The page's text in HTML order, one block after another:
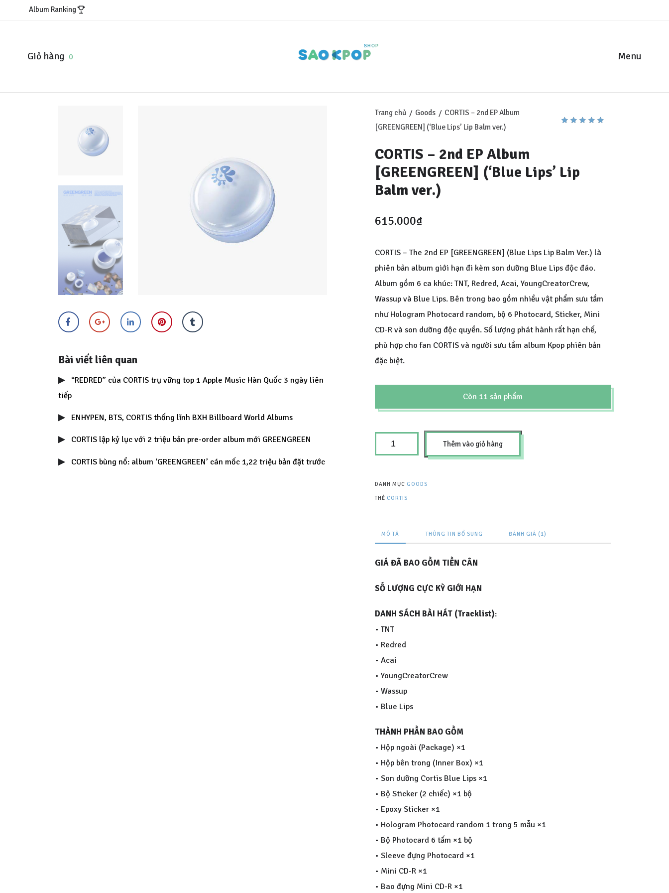
Album Ranking
Giỏ hàng 0
SHOP
Menu
Bài viết liên quan
“REDRED” của CORTIS trụ vững top 1 Apple Music Hàn Quốc 3 ngày liên
tiếp
ENHYPEN, BTS, CORTIS thống lĩnh BXH Billboard World Albums
CORTIS lập kỷ lục với 2 triệu bản pre-order album mới GREENGREEN
CORTIS bùng nổ: album ‘GREENGREEN’ cán mốc 1,22 triệu bản đặt trước
Trang chủ / Goods / CORTIS – 2nd EP Album
[GREENGREEN] (‘Blue Lips’ Lip Balm ver.)
CORTIS – 2nd EP Album
[GREENGREEN] (‘Blue Lips’ Lip
Balm ver.)
615.000₫
CORTIS – The 2nd EP [GREENGREEN] (Blue Lips Lip Balm Ver.) là
phiên bản album giới hạn đi kèm son dưỡng Blue Lips độc đáo.
Album gồm 6 ca khúc: TNT, Redred, Acai, YoungCreatorCrew,
Wassup và Blue Lips. Bên trong bao gồm nhiều vật phẩm sưu tầm
như Hologram Photocard random, bộ 6 Photocard, Sticker, Mini
CD-R và son dưỡng độc quyền. Số lượng phát hành rất hạn chế,
phù hợp cho fan CORTIS và người sưu tầm album Kpop phiên bản
đặc biệt.
Còn 11 sản phẩm
O
T
I
2
n
E
P
R
E
E
N
G
R
E
E
N
]
(
Thêm vào giỏ hàng
DANH MỤC GOODS
THẺ CORTIS
MÔ TẢ THÔNG TIN BỔ SUNG ĐÁNH GIÁ (1)
GIÁ ĐÃ BAO GỒM TIỀN CÂN
SỐ LƯỢNG CỰC KỲ GIỚI HẠN
DANH SÁCH BÀI HÁT (Tracklist):
• TNT
• Redred
• Acai
• YoungCreatorCrew
• Wassup
• Blue Lips
THÀNH PHẦN BAO GỒM
• Hộp ngoài (Package) ×1
• Hộp bên trong (Inner Box) ×1
• Son dưỡng Cortis Blue Lips ×1
• Bộ Sticker (2 chiếc) ×1 bộ
• Epoxy Sticker ×1
• Hologram Photocard random 1 trong 5 mẫu ×1
• Bộ Photocard 6 tấm ×1 bộ
• Sleeve đựng Photocard ×1
• Mini CD-R ×1
• Bao đựng Mini CD-R ×1